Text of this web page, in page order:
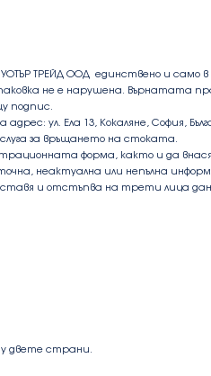
ТРЕЙД ООД единствено и само
не е нарушена. Върнатата
подпис.
ул. Ела 13, Кокаляне, София,
за връщането на стоката.
форма, както и да
неактуална или непълна
и отстъпва на трети лица
двете страни.